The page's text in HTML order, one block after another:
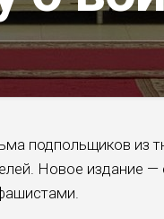
подпольщиков из
Новое издание